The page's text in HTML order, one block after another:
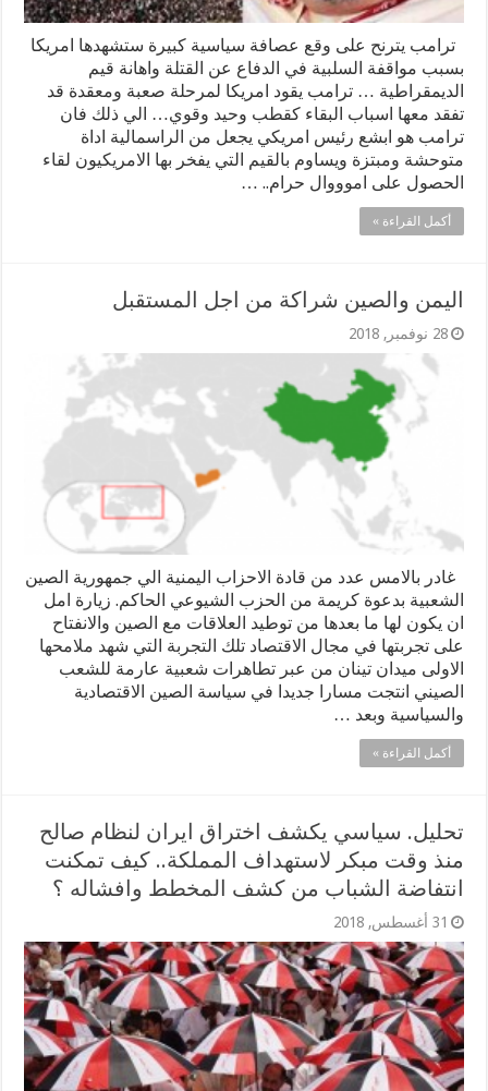
ترامب يترنح على وقع عصافة سياسية كبيرة ستشهدها امريكا
بسبب مواقفة السلبية في الدفاع عن القتلة واهانة قيم
الديمقراطية … ترامب يقود امريكا لمرحلة صعبة ومعقدة قد
تفقد معها اسباب البقاء كقطب وحيد وقوي… الي ذلك فان
ترامب هو ابشع رئيس امريكي يجعل من الراسمالية اداة
متوحشة ومبتزة ويساوم بالقيم التي يفخر بها الامريكيون لقاء
الحصول على اموووال حرام.. …
أكمل القراءة »
اليمن والصين شراكة من اجل المستقبل
28 نوفمبر, 2018
غادر بالامس عدد من قادة الاحزاب اليمنية الي جمهورية الصين
الشعبية بدعوة كريمة من الحزب الشيوعي الحاكم. زيارة امل
ان يكون لها ما بعدها من توطيد العلاقات مع الصين والانفتاح
على تجربتها في مجال الاقتصاد تلك التجربة التي شهد ملامحها
الاولى ميدان تينان من عبر تطاهرات شعبية عارمة للشعب
الصيني انتجت مسارا جديدا في سياسة الصين الاقتصادية
والسياسية وبعد …
أكمل القراءة »
تحليل. سياسي يكشف اختراق ايران لنظام صالح
منذ وقت مبكر لاستهداف المملكة.. كيف تمكنت
انتفاضة الشباب من كشف المخطط وافشاله ؟
31 أغسطس, 2018